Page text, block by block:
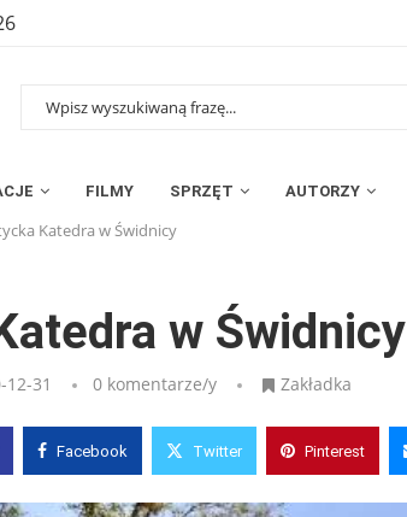
FILMY SPRZĘT AUTORZY
Katedra w Świdnicy
w Świdnicy
12-31 0 komentarze/y Zakładka
Facebook Twitter Pinterest